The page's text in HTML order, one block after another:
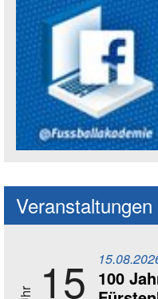
Social Media
15
100